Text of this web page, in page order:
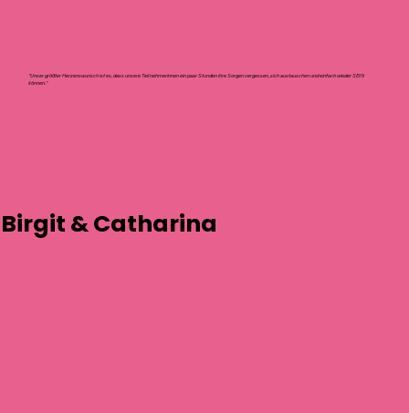
''Unser größter Herzenswunsch ist es, dass unsere Teilnehmerinnen ein paar Stunden ihre Sorgen vergessen, sich austauschen und einfach wieder SEIN
können.''
Birgit &Catharina